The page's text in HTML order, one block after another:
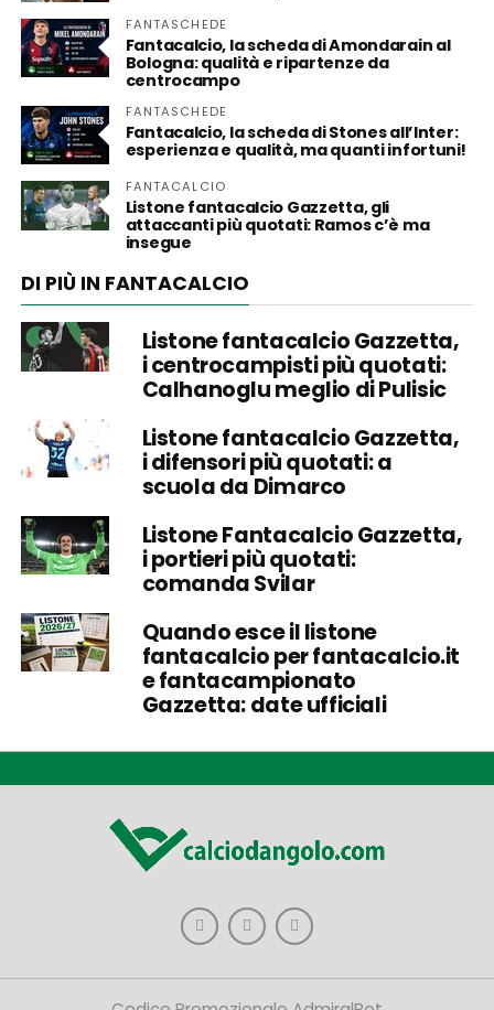
FANTASCHEDE
Fantacalcio, la scheda di Amondarain al
Bologna: qualità e ripartenze da
centrocampo
FANTASCHEDE
Fantacalcio, la scheda di Stones all’Inter:
esperienza e qualità, ma quanti infortuni!
FANTACALCIO
Listone fantacalcio Gazzetta, gli
attaccanti più quotati: Ramos c’è ma
insegue
DI PIÙ IN FANTACALCIO
Listone fantacalcio Gazzetta,
i centrocampisti più quotati:
Calhanoglu meglio di Pulisic
Listone fantacalcio Gazzetta,
i difensori più quotati: a
scuola da Dimarco
Listone Fantacalcio Gazzetta,
i portieri più quotati:
comanda Svilar
Quando esce il listone
fantacalcio per fantacalcio.it
e fantacampionato
Gazzetta: date ufficiali